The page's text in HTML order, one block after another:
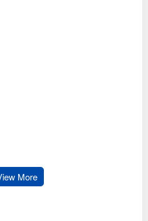
More